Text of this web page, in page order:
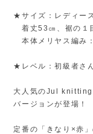
★サイズ：レディー
着丈53㎝、裾の１
本体メリヤス編み
★レベル：初級者さ
大人気のJul knitting
バージョンが登場！
定番の「きなり×赤